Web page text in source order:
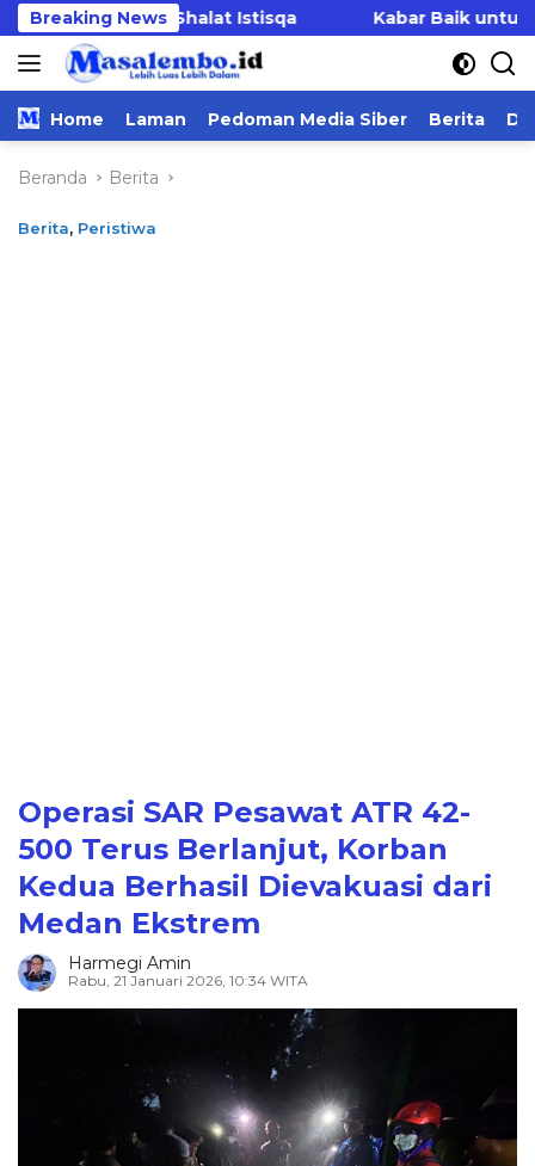
Langsung
ke
konten
Breaking News
Gelar Shalat Istisqa Kabar Baik untuk PPPK
Home Laman Pedoman Media Siber Berita
Beranda Berita
Berita, Peristiwa
Operasi SAR Pesawat ATR 42-
500 Terus Berlanjut, Korban
Kedua Berhasil Dievakuasi dari
Medan Ekstrem
Harmegi Amin
Rabu, 21 Januari 2026, 10:34 WITA